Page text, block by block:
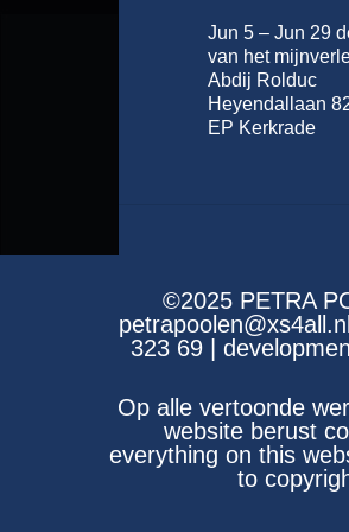
Jun 5 – Jun 29
van het
Abdij Rolduc
Heyendallaan
EP Kerkrade
©2025 PETRA
323 69 |
Op alle vertoonde
website berust
everything on this
to